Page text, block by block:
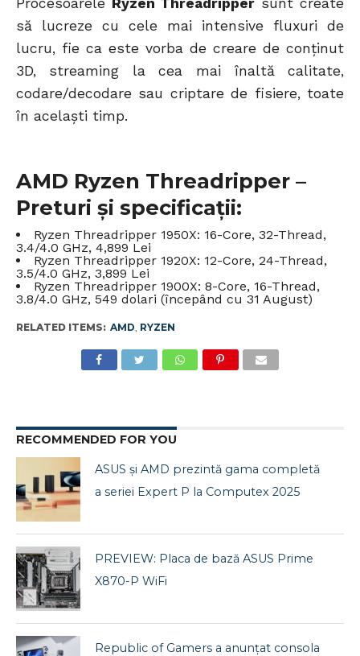
să lucreze cu cele mai intensive fluxuri de
lucru, fie ca este vorba de creare de conținut
3D, streaming la cea mai înaltă calitate,
codare/decodare sau criptare de fisiere, toate
în acelaști timp.
AMD Ryzen Threadripper –
Preturi și specificații:
Ryzen Threadripper 1950X: 16-Core, 32-Thread,
3.4/4.0 GHz, 4,899 Lei
Ryzen Threadripper 1920X: 12-Core, 24-Thread,
3.5/4.0 GHz, 3,899 Lei
Ryzen Threadripper 1900X: 8-Core, 16-Thread,
3.8/4.0 GHz, 549 dolari (începând cu 31 August)
RELATED ITEMS: AMD RYZEN
RECOMMENDED FOR YOU
ASUS și AMD prezintă gama completă
a seriei Expert P la Computex 2025
PREVIEW: Placa de bază ASUS Prime
X870-P WiFi
Republic of Gamers a anunțat consola